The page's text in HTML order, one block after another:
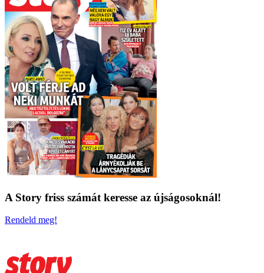
A Story friss számát keresse az újságosoknál!
Rendeld meg!